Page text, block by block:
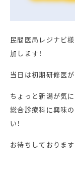
民間医局レジナビ
加します！
当日は初期研修医
ちょっと新潟が気
総合診療科に興味
い！
お待ちしております！